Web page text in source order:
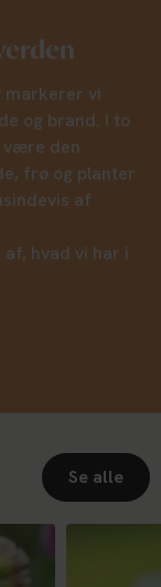
markerer vi
og brand. I to
den
frø og planter
af
hvad vi har i
Se alle